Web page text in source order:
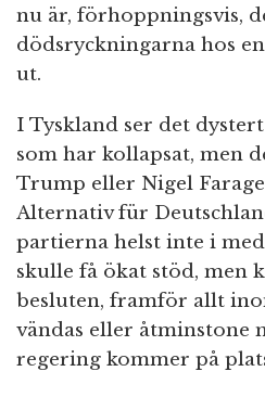
nu är, förhoppningsvis,
dödsryckningarna hos
ut.
I Tyskland ser det
som har kollapsat, men
Trump eller Nigel
Alternativ für
partierna helst inte i
skulle få ökat stöd, men
besluten, framför allt
vändas eller åtminstone
regering kommer på